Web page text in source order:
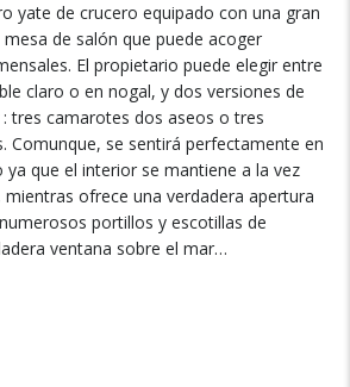
yate de crucero equipado con una gran
de salón que puede acoger
. El propietario puede elegir entre
claro o en nogal, y dos versiones de
:tres camarotes dos aseos o tres
. Comunque, se sentirá perfectamente en
que el interior se mantiene a la vez
mientras ofrece una verdadera apertura
portillos y escotillas de
ventana sobre el mar…